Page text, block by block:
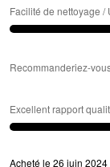
Facilité de nettoyage /
Recommanderiez-
Excellent rapport
Acheté le 26 juin 2024